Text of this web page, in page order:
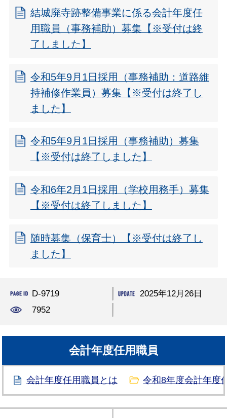
結城廃寺跡整備事業に係る会計年度任
用職員（事務補助）募集【※受付は終
了しました】
令和5年9月1日採用（事務補助：道路維
持補修作業員）募集【※受付は終了し
ました】
令和5年9月1日採用（事務補助）募集
【※受付は終了しました】
令和6年2月1日採用（学校用務手）募集
【※受付は終了しました】
随時募集（保育士）【※受付は終了し
ました】
D-9719
2025年12月26日
7952
会計年度任用職員
会計年度任用職員とは 令和8年度会計年度